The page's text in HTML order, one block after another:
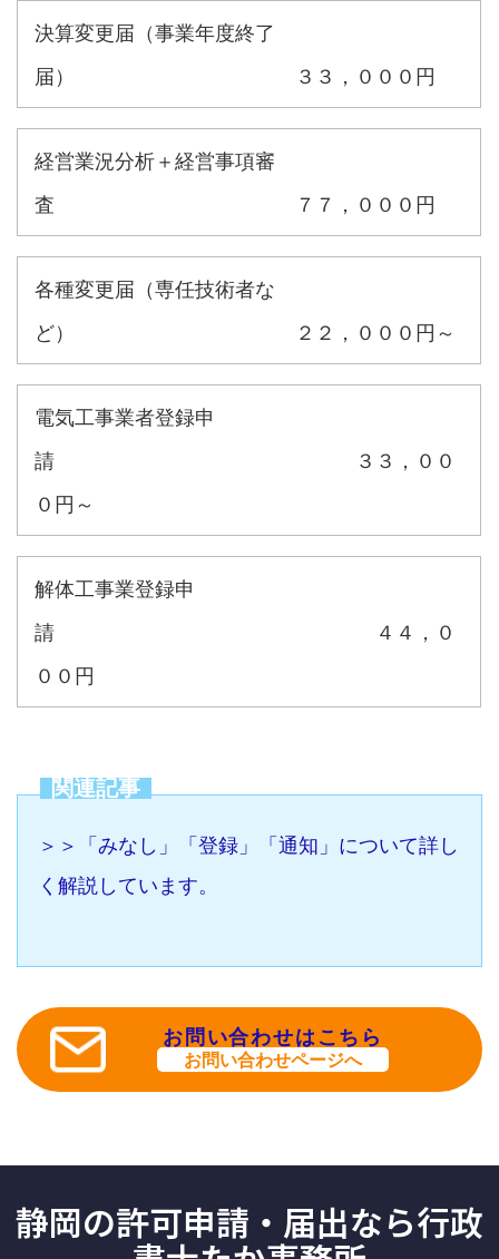
決算変更届（事業年度終了
届） ３３，０００円
経営業況分析＋経営事項審
査 ７７，０００円
各種変更届（専任技術者な
ど） ２２，０００円～
電気工事業者登録申
請 ３３，００
０円～
解体工事業登録申
請 ４４，０
００円
関連記事
＞＞「みなし」「登録」「通知」について詳し
く解説しています。
お問い合わせはこちら
お問い合わせページへ
静岡の許可申請・届出なら行政